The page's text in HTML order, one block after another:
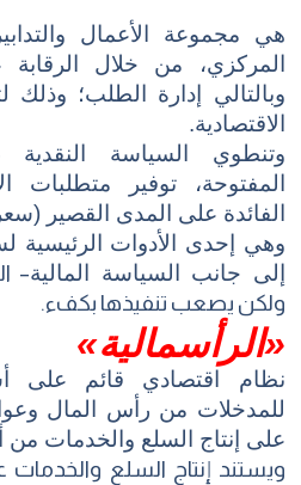
هي مجموعة الأعمال
المركزي، من خلال
وبالتالي إدارة الطلب؛
الاقتصادية.
وتنطوي السياسة
المفتوحة، توفير متطلبات
الفائدة على المدى القصير
وهي إحدى الأدوات الرئيسية
إلى جانب السياسة المالية–
ولكن يصعب تنفيذها بكفء.
«الرأسمالية»
نظام اقتصادي قائم على
للمدخلات من رأس المال
على إنتاج السلع والخدمات من
ويستند إنتاج السلع